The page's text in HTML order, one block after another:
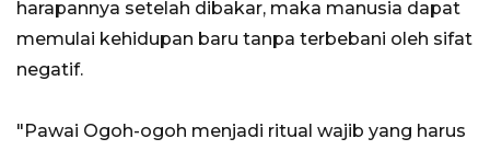
harapannya setelah dibakar, maka manusia dapat
memulai kehidupan baru tanpa terbebani oleh sifat
negatif.
"Pawai Ogoh-ogoh menjadi ritual wajib yang harus